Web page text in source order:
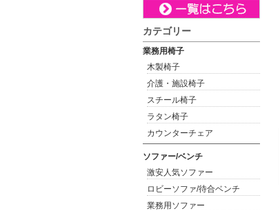
カテゴリー
業務用椅子
木製椅子
介護・施設椅子
スチール椅子
ラタン椅子
カウンターチェア
ソファー/ベンチ
激安人気ソファー
ロビーソファ/待合ベンチ
業務用ソファー